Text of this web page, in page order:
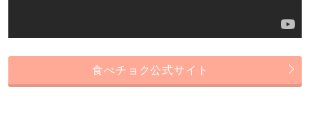
食べチョク公式サイト